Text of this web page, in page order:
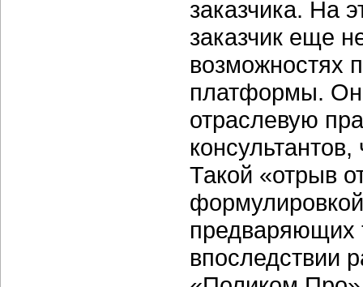
заказчика. На
заказчик еще
возможностях
платформы. Он
отраслевую
Такой «отрыв
предваряющих
впоследствии